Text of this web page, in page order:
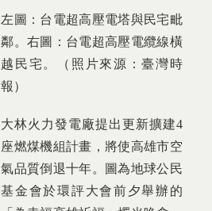
左圖：台電超高壓電塔與民宅毗
鄰。右圖：台電超高壓電纜線橫
越民宅。（照片來源：臺灣時
報）
大林火力發電廠提出更新擴建4
座燃煤機組計畫，將使高雄市空
氣品質倒退十年。圖為地球公民
基金會於環評大會前夕舉辦的